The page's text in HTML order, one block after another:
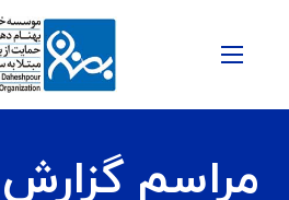
مراسم